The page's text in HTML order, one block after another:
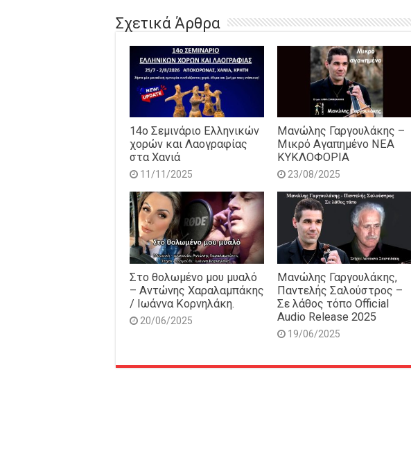
Σχετικά Άρθρα
14o Σεμινάριο Ελληνικών
χορών και Λαογραφίας
στα Χανιά
11/11/2025
Μανώλης Γαργουλάκης –
Μικρό Αγαπημένο NEΑ
ΚΥΚΛΟΦΟΡΙΑ
23/08/2025
Στο θολωμένο μου μυαλό
– Αντώνης Χαραλαμπάκης
/ Ιωάννα Κορνηλάκη.
20/06/2025
Μανώλης Γαργουλάκης,
Παντελής Σαλούστρος –
Σε λάθος τόπο Official
Audio Release 2025
19/06/2025